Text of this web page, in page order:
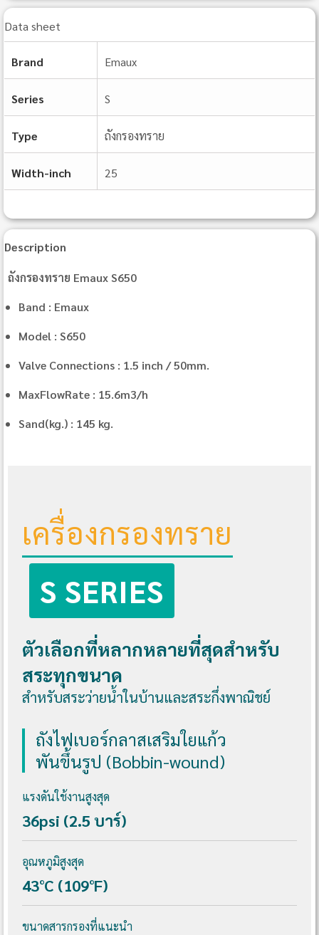
Data sheet
Brand Emaux
Series S
Type ถังกรองทราย
Width-inch 25
Description
ถังกรองทราย Emaux S650
Band : Emaux
Model : S650
Valve Connections : 1.5 inch / 50mm.
MaxFlowRate : 15.6m3/h
Sand(kg.) : 145 kg.
เครื่องกรองทราย
S SERIES
ตัวเลือกที่หลากหลายที่สุดสำหรับ
สระทุกขนาด
สำหรับสระว่ายน้ำในบ้านและสระกึ่งพาณิชย์
ถังไฟเบอร์กลาสเสริมใยแก้ว
พันขึ้นรูป (Bobbin-wound)
แรงดันใช้งานสูงสุด
36psi (2.5 บาร์)
อุณหภูมิสูงสุด
43°C (109°F)
ขนาดสารกรองที่แนะนำ